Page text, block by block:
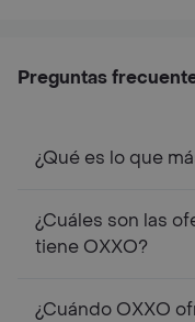
Preguntas
¿Qué es lo que
¿Cuáles son las
tiene OXXO?
¿Cuándo OXXO